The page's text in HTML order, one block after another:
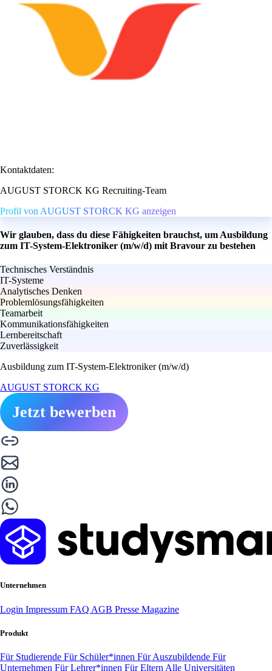
Kontaktdaten:
AUGUST STORCK KG Recruiting-Team
Profil von AUGUST STORCK KG anzeigen
Wir glauben, dass du diese Fähigkeiten brauchst, um Ausbildung
zum IT-System-Elektroniker (m/w/d) mit Bravour zu bestehen
Technisches Verständnis
IT-Systeme
Analytisches Denken
Problemlösungsfähigkeiten
Teamarbeit
Kommunikationsfähigkeiten
Lernbereitschaft
Zuverlässigkeit
Ausbildung zum IT-System-Elektroniker (m/w/d)
AUGUST STORCK KG
Jetzt bewerben
Unternehmen
Login Impressum FAQ AGB Presse Magazine
Produkt
Für Studierende Für Schüler*innen Für Auszubildende Für
Unternehmen Für Lehrer*innen Für Eltern Alle Universitäten